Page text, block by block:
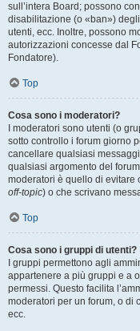
sull’intera Board; possono
disabilitazione (o «ban»)
utenti, ecc. Inoltre, possono
autorizzazioni concesse dal
Fondatore).
Top
Cosa sono i moderatori?
I moderatori sono utenti (o
sotto controllo i forum giorno
cancellare qualsiasi
qualsiasi argomento del
moderatori è quello di evitare
off-topic) o che scrivano
Top
Cosa sono i gruppi di utenti?
I gruppi permettono agli
appartenere a più gruppi e a
permessi. Questo facilita
moderatori per un forum, o di
ecc.